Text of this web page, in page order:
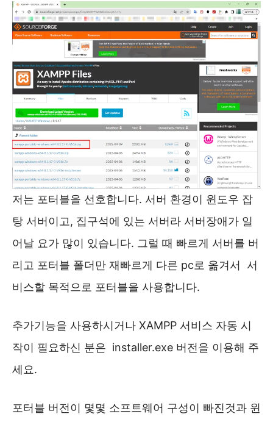
저는 포터블을 선호합니다. 서버 환경이 윈도우 잡
탕 서버이고, 집구석에 있는 서버라 서버장애가 일
어날 요가 많이 있습니다. 그럴 때 빠르게 서버를 버
리고 포터블 폴더만 재빠르게 다른 pc로 옮겨서 서
비스할 목적으로 포터블을 사용합니다.
추가기능을 사용하시거나 XAMPP 서비스 자동 시
작이 필요하신 분은 installer.exe 버전을 이용해 주
세요.
포터블 버전이 몇몇 소프트웨어 구성이 빠진것과 윈